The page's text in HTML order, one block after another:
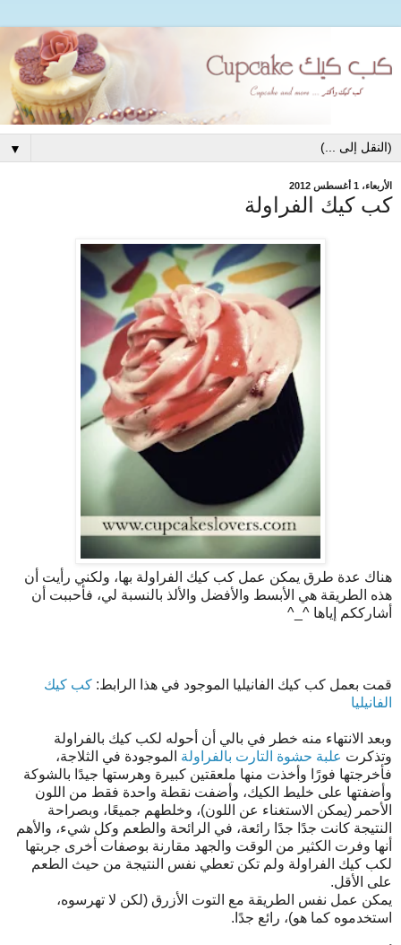
▼
الأربعاء، 1 أغسطس 2012
كب كيك الفراولة
هناك عدة طرق يمكن عمل كب كيك الفراولة بها، ولكني رأيت أن
هذه الطريقة هي الأبسط والأفضل والألذ بالنسبة لي، فأحببت أن
أشارككم إياها ^_^
قمت بعمل كب كيك الفانيليا الموجود في هذا الرابط: كب كيك
الفانيليا
وبعد الانتهاء منه خطر في بالي أن أحوله لكب كيك بالفراولة
وتذكرت علبة حشوة التارت بالفراولة الموجودة في الثلاجة،
فأخرجتها فورًا وأخذت منها ملعقتين كبيرة وهرستها جيدًا بالشوكة
وأضفتها على خليط الكيك، وأضفت نقطة واحدة فقط من اللون
الأحمر (يمكن الاستغناء عن اللون)، وخلطهم جميعًا، وبصراحة
النتيجة كانت جدًا جدًا رائعة، في الرائحة والطعم وكل شيء، والأهم
أنها وفرت الكثير من الوقت والجهد مقارنة بوصفات أخرى جربتها
لكب كيك الفراولة ولم تكن تعطي نفس النتيجة من حيث الطعم
على الأقل.
يمكن عمل نفس الطريقة مع التوت الأزرق (لكن لا تهرسوه،
استخدموه كما هو)، رائع جدًا.